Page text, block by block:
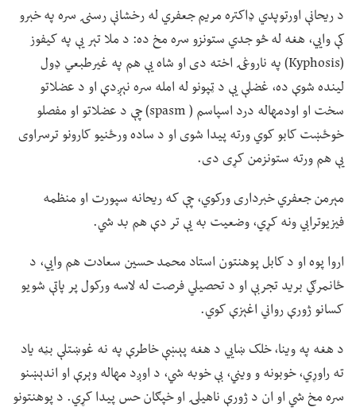
د ریحانې اورتوپدي ډاکتره مریم جعفري له رخشانې رسنۍ سره په خبرو
کې وايي، هغه له څو جدي ستونزو سره مخ ده: د ملا تېر یې په کیفوز
(Kyphosis) په ناروغۍ اخته دی او شاه یې هم په غیرطبعي ډول
لینده شوې ده، غضلې یې د ټپونو له امله سره نېږدې او د عضلاتو
سخت او اودمهاله درد اسپاسم ( spasm) چې د عضلاتو او مفصلو
خوځښت کابو کوي ورته پیدا شوی او د ساده ورځنیو کارونو ترسراوی
یې هم ورته ستونزمن کړی دی.
مېرمن جعفري خبرداری ورکوي، چې که ریحانه سپورت او منظمه
فیزیوترابي ونه کړي، وضعیت به یې تر دې هم بد شي.
اروا پوه او د کابل پوهنتون استاد محمد حسین سعادت هم وايي، د
ځانمرګي برید تجربې او د تحصیلي فرصت له لاسه ورکول پر پاتې شویو
کسانو ژورې رواني اغېزې کوي.
د هغه په وینا، خلک ښايي د هغه پېښې خاطرې په نه غوښتلې بڼه یاد
ته راوړي، خوبونه و ویني، بې خوبه شي، د اوږد مهاله وېرې او اندېښنو
سره مخ شي او ان د ژورې ناهیلۍ او خپګان حس پیدا کړي. د پوهنتونو